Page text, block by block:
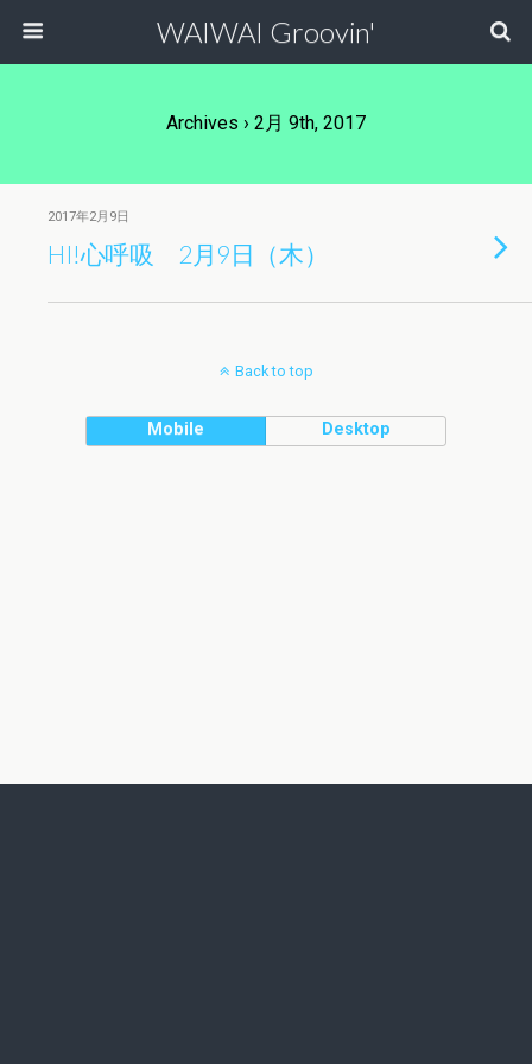
WAIWAI Groovin'
Archives › 2月 9th, 2017
2017年2月9日
HI!心呼吸 2月9日（木）
Back to top
Mobile Desktop